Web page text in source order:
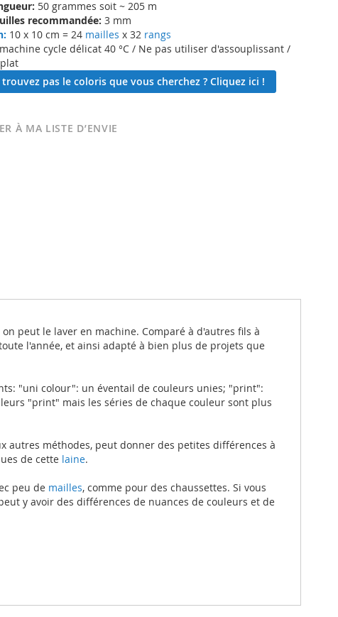
50 grammes soit ~ 205 m
recommandée: 3 mm
10 x 10 cm = 24 mailles x 32 rangs
cycle délicat 40 °C / Ne pas utiliser d'assouplissant /
pas le coloris que vous cherchez ? Cliquez ici !
À MA LISTE D’ENVIE
peut le laver en machine. Comparé à d'autres fils à
l'année, et ainsi adapté à bien plus de projets que
"uni colour": un éventail de couleurs unies; "print":
"print" mais les séries de chaque couleur sont plus
autres méthodes, peut donner des petites différences à
de cette laine.
peu de mailles, comme pour des chaussettes. Si vous
y avoir des différences de nuances de couleurs et de